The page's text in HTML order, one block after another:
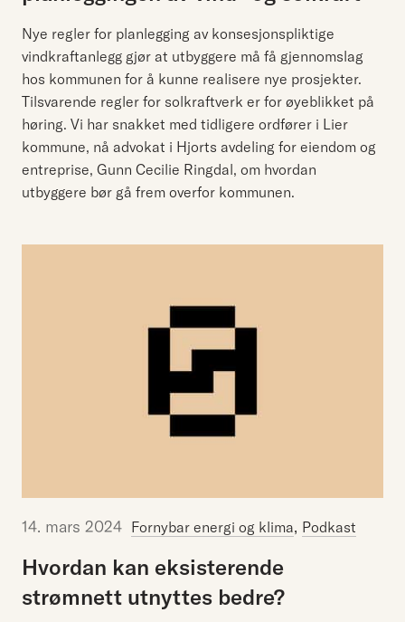
Nye regler for planlegging av konsesjonspliktige
vindkraftanlegg gjør at utbyggere må få gjennomslag
hos kommunen for å kunne realisere nye prosjekter.
Tilsvarende regler for solkraftverk er for øyeblikket på
høring. Vi har snakket med tidligere ordfører i Lier
kommune, nå advokat i Hjorts avdeling for eiendom og
entreprise, Gunn Cecilie Ringdal, om hvordan
utbyggere bør gå frem overfor kommunen.
14. mars 2024 Fornybar energi og klima, Podkast
Hvordan kan eksisterende
strømnett utnyttes bedre?